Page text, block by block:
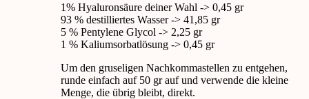
1% Hyaluronsäure deiner Wahl -> 0,45 gr
93 % destilliertes Wasser -> 41,85 gr
5 % Pentylene Glycol -> 2,25 gr
1 % Kaliumsorbatlösung -> 0,45 gr
Um den gruseligen Nachkommastellen zu entgehen,
runde einfach auf 50 gr auf und verwende die kleine
Menge, die übrig bleibt, direkt.